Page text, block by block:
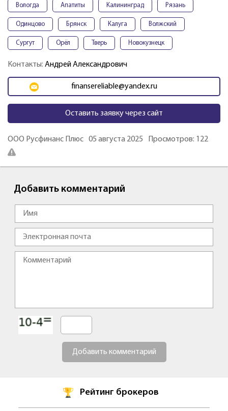
Вологда Апатиты Калининград Рязань
Одинцово Брянск Калуга Волжский
Сургут Орёл Тверь Новокузнецк
Контакты: Андрей Александрович
finansereliable@yandex.ru
Оставить заявку через сайт
ООО Русфинанс Плюс 05 августа 2025 Просмотров: 122
Добавить комментарий
Добавить комментарий
Рейтинг брокеров